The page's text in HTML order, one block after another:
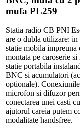
mufa PL259
Statia radio CB PNI
are o dubla utilizare: in
statie mobila impreuna
montata pe caroserie
statie portabila
BNC si acumulatori
optionale).
microfon si difuzor
conectarea unei casti
ajutorul careia putem
modalitate handsfree.